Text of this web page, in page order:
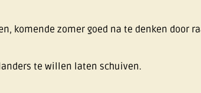
komende zomer goed na te denken door
te willen laten schuiven.